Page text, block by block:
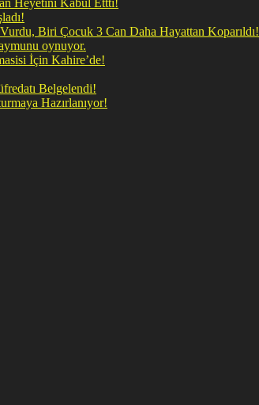
Heyetini Kabul Ettti!
Biri Çocuk 3 Can Daha Hayattan Koparıldı!
oynuyor.
İçin Kahire’de!
Belgelendi!
Filistin’de Ezanı Susturmaya Hazırlanıyor!